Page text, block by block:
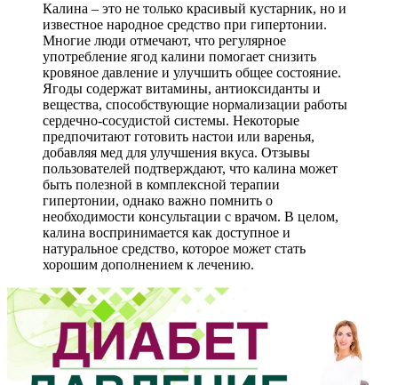
Калина – это не только красивый кустарник, но и
известное народное средство при гипертонии.
Многие люди отмечают, что регулярное
употребление ягод калини помогает снизить
кровяное давление и улучшить общее состояние.
Ягоды содержат витамины, антиоксиданты и
вещества, способствующие нормализации работы
сердечно-сосудистой системы. Некоторые
предпочитают готовить настои или варенья,
добавляя мед для улучшения вкуса. Отзывы
пользователей подтверждают, что калина может
быть полезной в комплексной терапии
гипертонии, однако важно помнить о
необходимости консультации с врачом. В целом,
калина воспринимается как доступное и
натуральное средство, которое может стать
хорошим дополнением к лечению.